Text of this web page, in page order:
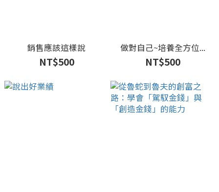
銷售應該這樣說
NT$500
做對自己~培養全方位...
NT$500